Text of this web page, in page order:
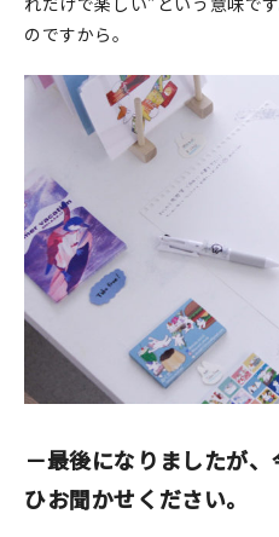
のですから。
－最後になりましたが
ひお聞かせください。